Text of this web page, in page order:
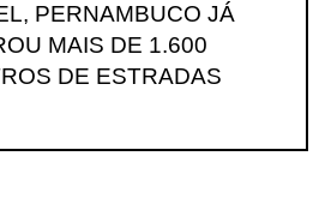
PERNAMBUCO JÁ
MAIS DE 1.600
DE ESTRADAS